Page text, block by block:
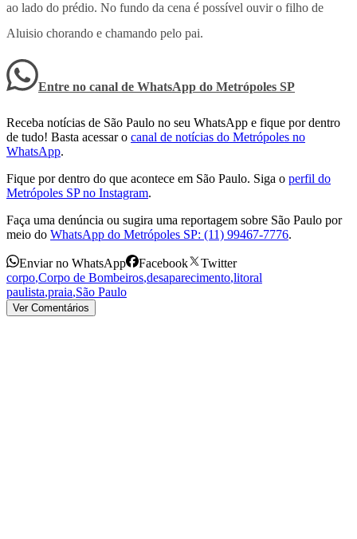
ao lado do prédio. No fundo da cena é possível ouvir o filho de
Aluisio chorando e chamando pelo pai.
Entre no canal de WhatsApp do Metrópoles SP
Receba notícias de São Paulo no seu WhatsApp e fique por dentro
de tudo! Basta acessar o canal de notícias do Metrópoles no
WhatsApp.
Fique por dentro do que acontece em São Paulo. Siga o perfil do
Metrópoles SP no Instagram.
Faça uma denúncia ou sugira uma reportagem sobre São Paulo por
meio do WhatsApp do Metrópoles SP: (11) 99467-7776.
Enviar no WhatsApp Facebook
Twitter
corpo,Corpo de Bombeiros,desaparecimento,litoral
paulista,praia,São Paulo
Ver Comentários